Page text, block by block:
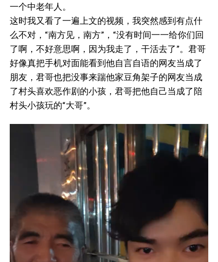
一个中老年人。
这时我又看了一遍上文的视频，我突然感到有点什
么不对，“南方见，南方”，“没有时间一一给你们回
了啊，不好意思啊，因为我走了，干活去了”。君哥
好像真把手机对面能看到他自言自语的网友当成了
朋友，君哥也把没事来踹他家豆角架子的网友当成
了村头喜欢恶作剧的小孩，君哥把他自己当成了陪
村头小孩玩的“大哥”。